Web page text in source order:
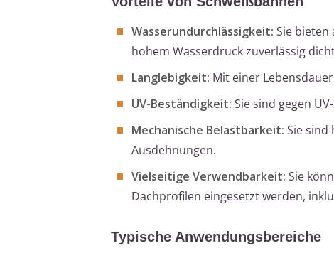
Wasserundurchlässigkeit: Sie bieten
hohem Wasserdruck zuverlässig
Langlebigkeit: Mit einer
UV-Beständigkeit: Sie sind gegen
Mechanische Belastbarkeit: Sie sind
Ausdehnungen.
Vielseitige Verwendbarkeit: Sie
Dachprofilen eingesetzt werden,
Typische Anwendungsbereiche